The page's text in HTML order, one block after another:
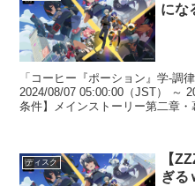
にな
「コーヒー『ポーション』学-調
2024/08/07 05:00:00（JST） ～
条件】メインストーリー第二章・
ディスク
【
ぎる